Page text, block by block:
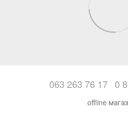
063 263 76 17 0
offline